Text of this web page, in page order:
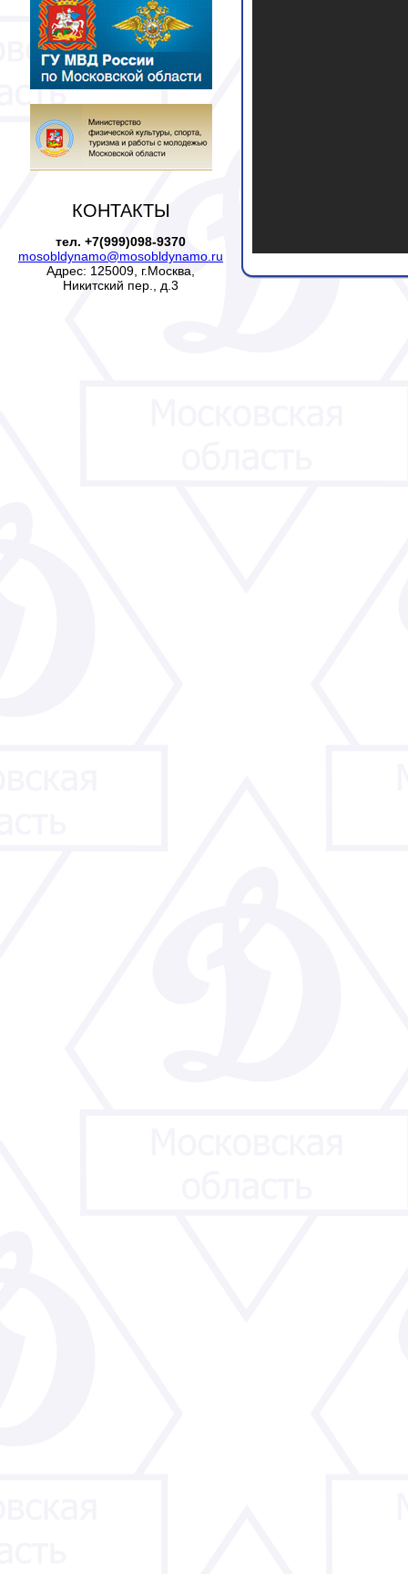
КОНТАКТЫ
тел. +7(999)098-9370
mosobldynamo@mosobldynamo.ru
Адрес: 125009, г.Москва,
Никитский пер., д.3